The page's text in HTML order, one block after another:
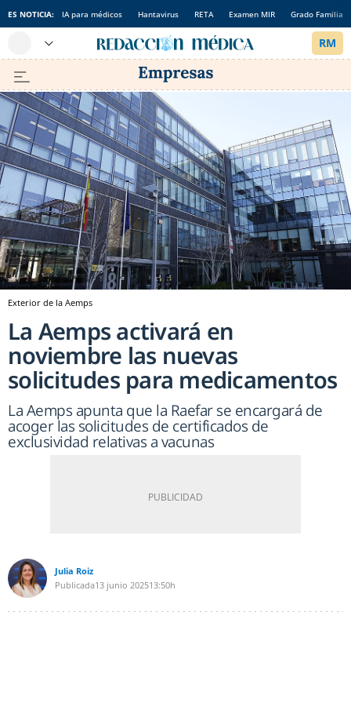
ES NOTICIA: IA para médicos Hantavirus RETA Examen MIR Grado Familia
Exterior de la Aemps
La Aemps activará en
noviembre las nuevas
solicitudes para medicamentos
La Aemps apunta que la Raefar se encargará de
acoger las solicitudes de certificados de
exclusividad relativas a vacunas
Julia Roiz
Publicada13 junio 202513:50h